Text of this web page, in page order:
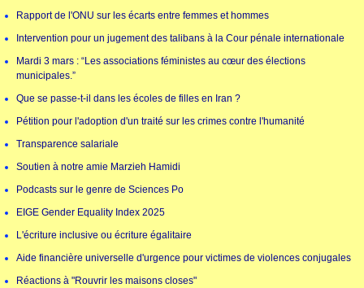
Rapport de l'ONU sur les écarts entre femmes et hommes
Intervention pour un jugement des talibans à la Cour pénale internationale
Mardi 3 mars : “Les associations féministes au cœur des élections
municipales.”
Que se passe-t-il dans les écoles de filles en Iran ?
Pétition pour l'adoption d'un traité sur les crimes contre l'humanité
Transparence salariale
Soutien à notre amie Marzieh Hamidi
Podcasts sur le genre de Sciences Po
EIGE Gender Equality Index 2025
L'écriture inclusive ou écriture égalitaire
Aide financière universelle d'urgence pour victimes de violences conjugales
Réactions à "Rouvrir les maisons closes"